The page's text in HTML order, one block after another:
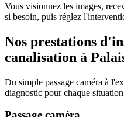
Vous visionnez les images,
si besoin, puis réglez
Nos prestations
canalisation à
Du simple passage caméra à
diagnostic pour chaque situation